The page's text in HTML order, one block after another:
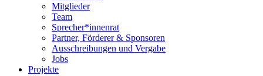
Mitglieder
Team
Sprecher*innenrat
Partner, Förderer & Sponsoren
Ausschreibungen und Vergabe
Jobs
Projekte